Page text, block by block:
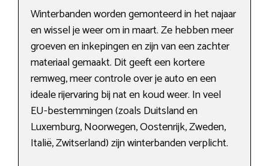
Winterbanden worden gemonteerd in het najaar
en wissel je weer om in maart. Ze hebben meer
groeven en inkepingen en zijn van een zachter
materiaal gemaakt. Dit geeft een kortere
remweg, meer controle over je auto en een
ideale rijervaring bij nat en koud weer. In veel
EU-bestemmingen (zoals Duitsland en
Luxemburg, Noorwegen, Oostenrijk, Zweden,
Italië, Zwitserland) zijn winterbanden verplicht.